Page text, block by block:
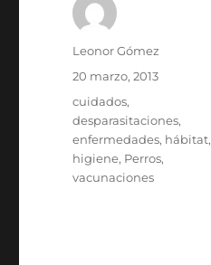
Autor
Leonor Gómez
Publicado
20 marzo, 2013
Categorías
cuidados,
desparasitaciones,
enfermedades, hábitat,
higiene, Perros,
vacunaciones